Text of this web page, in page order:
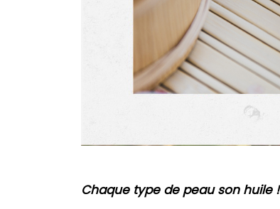
Chaque type de peau son huile !